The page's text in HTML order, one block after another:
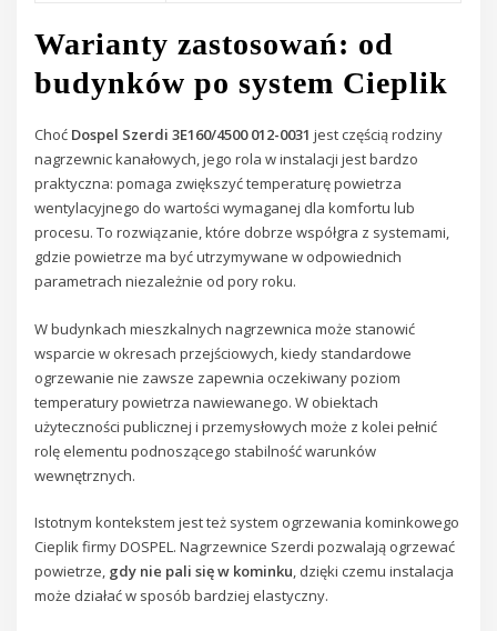
Warianty zastosowań: od
budynków po system Cieplik
Choć Dospel Szerdi 3E160/4500 012-0031 jest częścią rodziny
nagrzewnic kanałowych, jego rola w instalacji jest bardzo
praktyczna: pomaga zwiększyć temperaturę powietrza
wentylacyjnego do wartości wymaganej dla komfortu lub
procesu. To rozwiązanie, które dobrze współgra z systemami,
gdzie powietrze ma być utrzymywane w odpowiednich
parametrach niezależnie od pory roku.
W budynkach mieszkalnych nagrzewnica może stanowić
wsparcie w okresach przejściowych, kiedy standardowe
ogrzewanie nie zawsze zapewnia oczekiwany poziom
temperatury powietrza nawiewanego. W obiektach
użyteczności publicznej i przemysłowych może z kolei pełnić
rolę elementu podnoszącego stabilność warunków
wewnętrznych.
Istotnym kontekstem jest też system ogrzewania kominkowego
Cieplik firmy DOSPEL. Nagrzewnice Szerdi pozwalają ogrzewać
powietrze, gdy nie pali się w kominku, dzięki czemu instalacja
może działać w sposób bardziej elastyczny.